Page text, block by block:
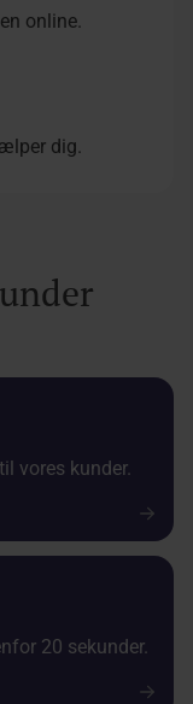
online.
dig.
vores kunder.
20 sekunder.